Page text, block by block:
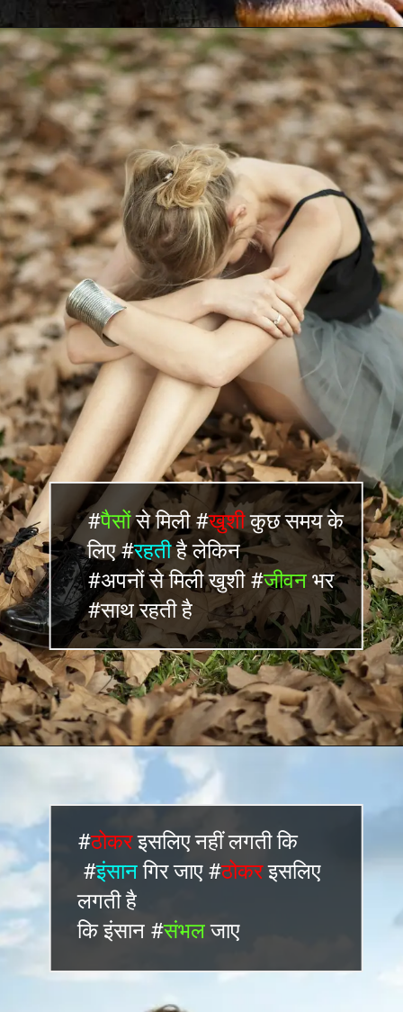
#पैसोंसे मिली #खुशीकुछ समय के
लिए #रहतीहै लेकिन
#अपनों से मिली खुशी #जीवन भर
#साथ रहती है
#ठोकरइसलिए नहीं लगती कि
#इंसानगिर जाए #ठोकरइसलिए
लगती है
कि इंसान #संभलजाए